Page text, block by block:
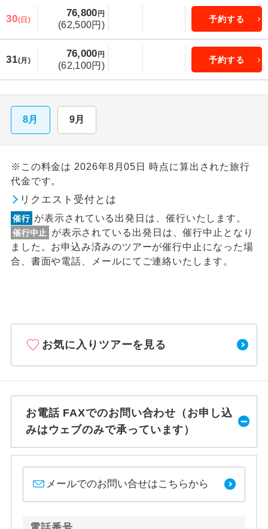
30(日)
76,800 円
(62,500円)
予約する
31(月)
76,000 円
(62,100円)
予約する
8月 9月
※この料金は 2026年8月05日 時点に算出された旅行
代金です。
リクエスト受付とは
催行 が表示されている出発日は、催行いたします。
催行中止
が表示されている出発日は、催行中止となり
ました。お申込み済みのツアーが催行中止になった場
合、書面や電話、メールにてご連絡いたします。
お気に入りツアーを見る
お電話 FAXでのお問い合わせ（お申し込
みはウェブのみで承っています）
メールでのお問い合せはこちらから